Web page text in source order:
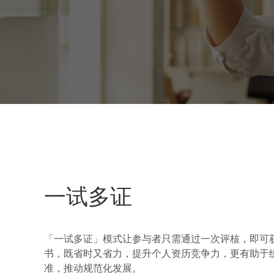
一试多证
「一试多证」模式让参与者只需通过一次评核，即可
书，既省时又省力，提升个人资历竞争力，更有助于
准，推动规范化发展。